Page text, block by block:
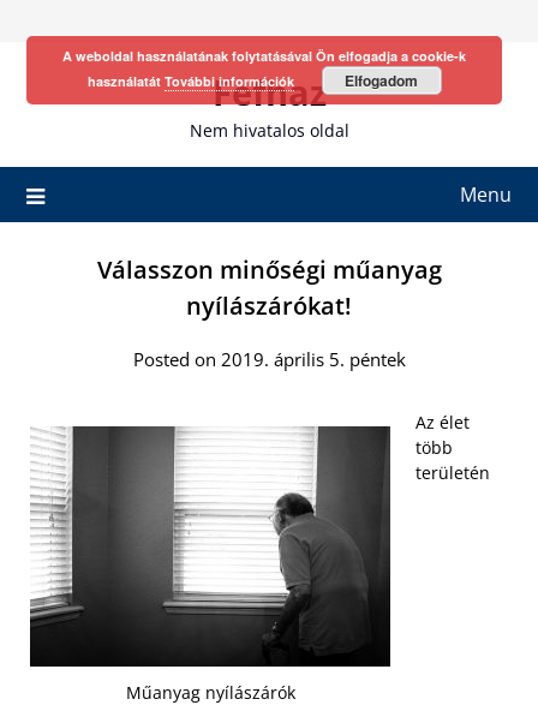
Fefhaz
Nem hivatalos oldal
Menu
Válasszon minőségi műanyag
nyílászárókat!
Posted on 2019. április 5. péntek
Műanyag nyílászárók
Az élet
több
területén
A weboldal használatának folytatásával Ön elfogadja a cookie-k
használatát További információk Elfogadom